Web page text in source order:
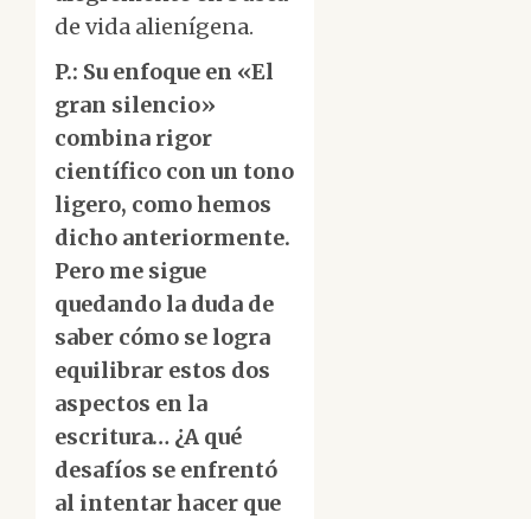
de vida alienígena.
P.: Su enfoque en «El
gran silencio»
combina rigor
científico con un tono
ligero, como hemos
dicho anteriormente.
Pero me sigue
quedando la duda de
saber cómo se logra
equilibrar estos dos
aspectos en la
escritura… ¿A qué
desafíos se enfrentó
al intentar hacer que